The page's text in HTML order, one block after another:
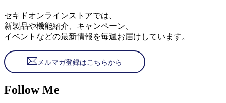
セキドオンラインストアでは、
新製品や機能紹介、キャンペーン、
イベントなどの最新情報を毎週お届けしています。
メルマガ登録はこちらから
Follow Me